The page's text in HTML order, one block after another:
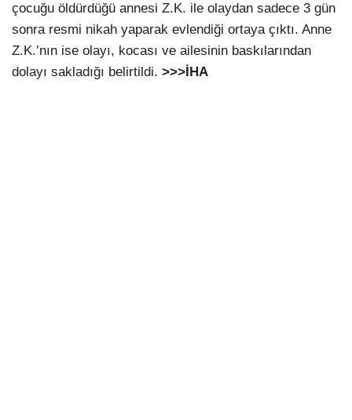
çocuğu öldürdüğü annesi Z.K. ile olaydan sadece 3 gün
sonra resmi nikah yaparak evlendiği ortaya çıktı. Anne
Z.K.’nın ise olayı, kocası ve ailesinin baskılarından
dolayı sakladığı belirtildi. >>>İHA